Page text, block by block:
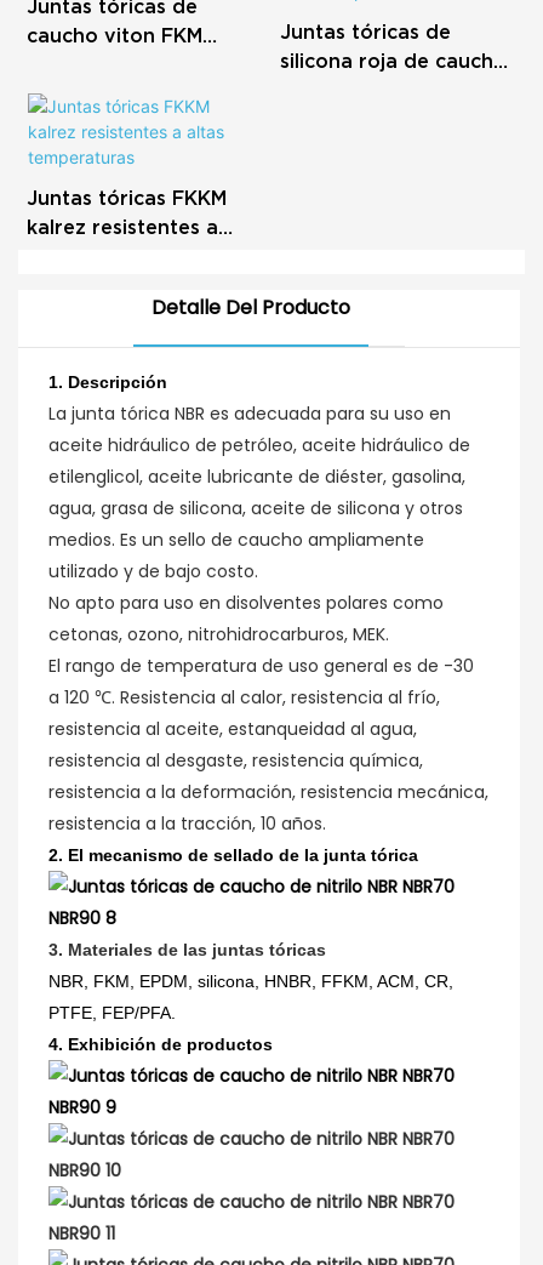
Juntas tóricas de
caucho viton FKM
Juntas tóricas de
silicona roja de caucho
Juntas tóricas FKKM
kalrez resistentes a
Detalle Del Producto
1. Descripción
La junta tórica NBR es adecuada para su uso en
aceite hidráulico de petróleo, aceite hidráulico de
etilenglicol, aceite lubricante de diéster, gasolina,
agua, grasa de silicona, aceite de silicona y otros
medios. Es un sello de caucho ampliamente
utilizado y de bajo costo.
No apto para uso en disolventes polares como
cetonas, ozono, nitrohidrocarburos, MEK.
El rango de temperatura de uso general es de -30
a 120 ℃. Resistencia al calor, resistencia al frío,
resistencia al aceite, estanqueidad al agua,
resistencia al desgaste, resistencia química,
resistencia a la deformación, resistencia mecánica,
resistencia a la tracción, 10 años.
2. El mecanismo de sellado de la junta tórica
3. Materiales de las juntas tóricas
NBR, FKM, EPDM, silicona, HNBR, FFKM, ACM, CR,
PTFE, FEP/PFA.
4. Exhibición de productos